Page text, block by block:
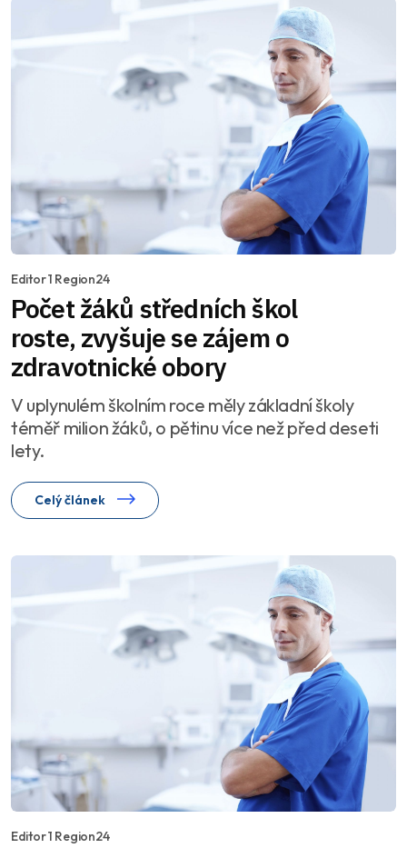
Editor 1 Region24
Počet žáků středních škol
roste, zvyšuje se zájem o
zdravotnické obory
V uplynulém školním roce měly základní školy
téměř milion žáků, o pětinu více než před deseti
lety.
Celý článek
Editor 1 Region24